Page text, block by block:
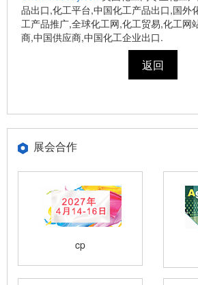
品出口,化工平台,中国化工产品出口,国外
工产品推广,全球化工网,化工贸易,化工网
商,中国供应商,中国化工企业出口.
返回
展会合作
cp